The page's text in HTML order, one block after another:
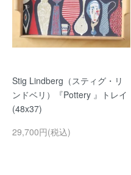
Stig Lindberg（スティグ・リ
ンドベリ）『Pottery 』トレイ
(48x37)
29,700円(税込)